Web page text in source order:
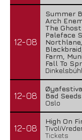
12-08
Summer
Arch
The
Paleface
Farm,
Fall To
Dinkelsbühl
12-08
Bad Seeds
Oslo
12-08
High On
Tickets